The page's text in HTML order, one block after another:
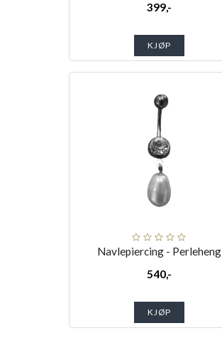
399,-
KJØP
Navlepiercing - Perleheng
540,-
KJØP